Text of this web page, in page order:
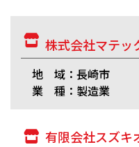
株式会社マテッ
地 域：長崎市
業 種：製造業
有限会社スズキ